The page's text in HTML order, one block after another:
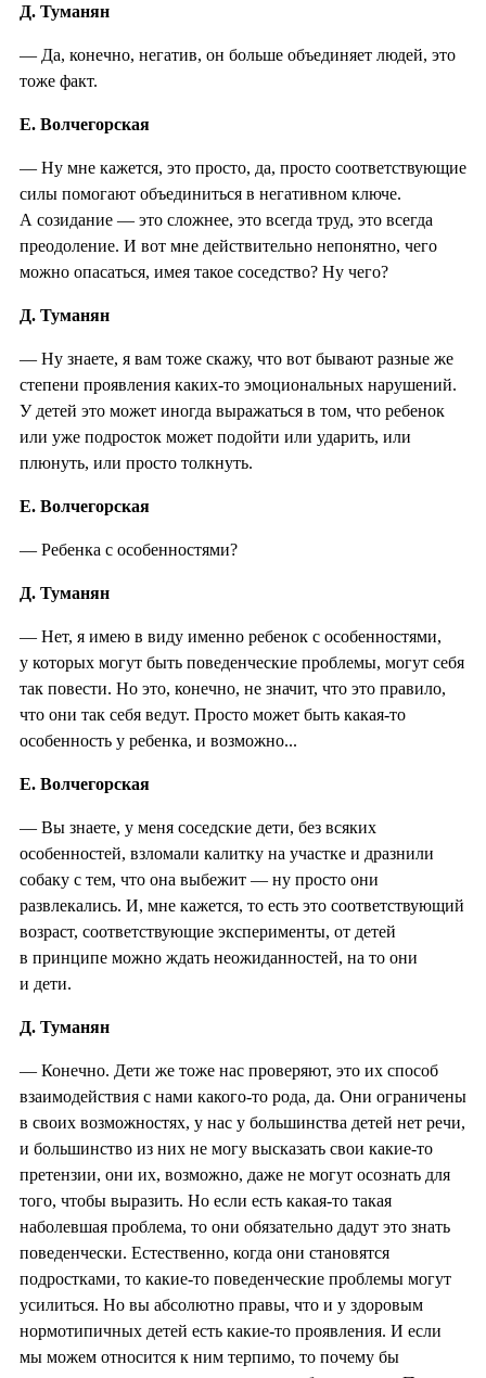
Д. Туманян
— Да, конечно, негатив, он больше объединяет людей, это
тоже факт.
Е. Волчегорская
— Ну мне кажется, это просто, да, просто соответствующие
силы помогают объединиться в негативном ключе.
А созидание — это сложнее, это всегда труд, это всегда
преодоление. И вот мне действительно непонятно, чего
можно опасаться, имея такое соседство? Ну чего?
Д. Туманян
— Ну знаете, я вам тоже скажу, что вот бывают разные же
степени проявления каких-то эмоциональных нарушений.
У детей это может иногда выражаться в том, что ребенок
или уже подросток может подойти или ударить, или
плюнуть, или просто толкнуть.
Е. Волчегорская
— Ребенка с особенностями?
Д. Туманян
— Нет, я имею в виду именно ребенок с особенностями,
у которых могут быть поведенческие проблемы, могут себя
так повести. Но это, конечно, не значит, что это правило,
что они так себя ведут. Просто может быть какая-то
особенность у ребенка, и возможно...
Е. Волчегорская
— Вы знаете, у меня соседские дети, без всяких
особенностей, взломали калитку на участке и дразнили
собаку с тем, что она выбежит — ну просто они
развлекались. И, мне кажется, то есть это соответствующий
возраст, соответствующие эксперименты, от детей
в принципе можно ждать неожиданностей, на то они
и дети.
Д. Туманян
— Конечно. Дети же тоже нас проверяют, это их способ
взаимодействия с нами какого-то рода, да. Они ограничены
в своих возможностях, у нас у большинства детей нет речи,
и большинство из них не могу высказать свои какие-то
претензии, они их, возможно, даже не могут осознать для
того, чтобы выразить. Но если есть какая-то такая
наболевшая проблема, то они обязательно дадут это знать
поведенчески. Естественно, когда они становятся
подростками, то какие-то поведенческие проблемы могут
усилиться. Но вы абсолютно правы, что и у здоровым
нормотипичных детей есть какие-то проявления. И если
мы можем относится к ним терпимо, то почему бы